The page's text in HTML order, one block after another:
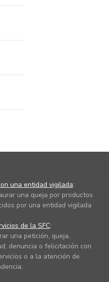
una entidad vigilada:
una queja por productos
por una entidad vigilada
de la SFC:
una petición, queja,
denuncia o felicitación con
o a la atención de